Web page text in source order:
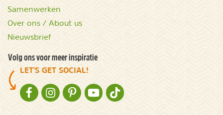
Samenwerken
Over ons / About us
Nieuwsbrief
Volg ons voor meer inspiratie
LET'S GET SOCIAL!
NATURESCANNER OP FACEBOOK
NATURESCANNER OP INSTAGRAM
NATURESCANNER OP PINTEREST
NATURESCANNER OP YOUTUBE
NATURESCANNER OP TIKTOK